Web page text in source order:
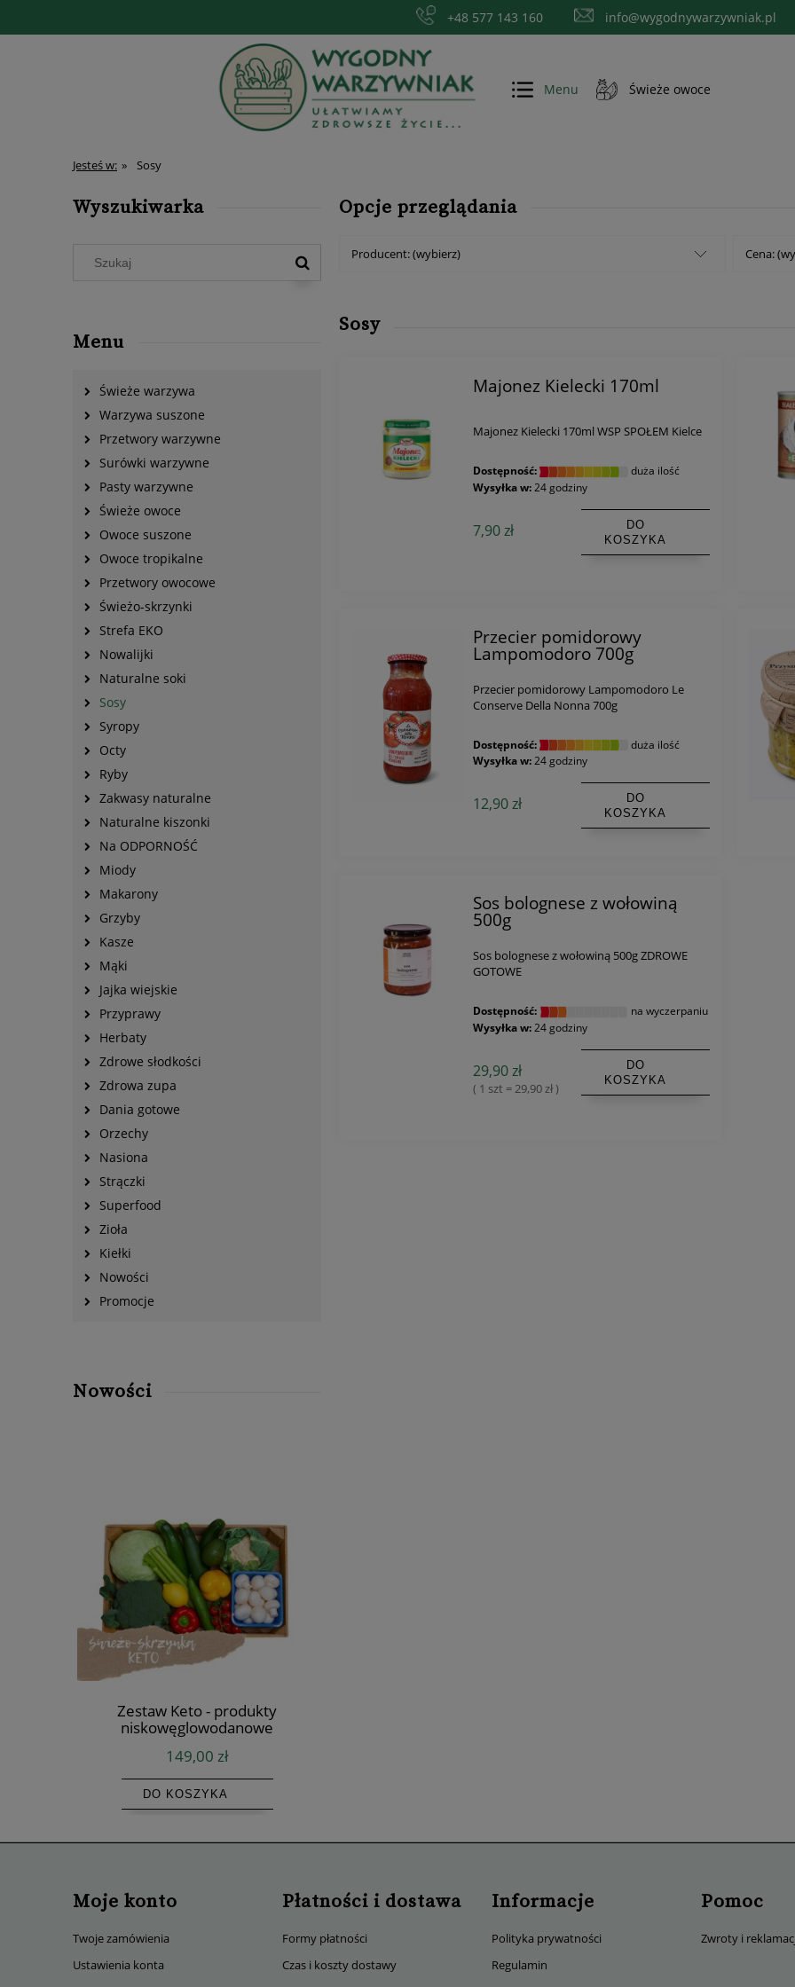
+48 577 143 160 info@wygodnywarzywniak.pl
Menu Świeże owoce
Jesteś w: » Sosy
Wyszukiwarka
Menu
Świeże warzywa
Warzywa suszone
Przetwory warzywne
Surówki warzywne
Pasty warzywne
Świeże owoce
Owoce suszone
Owoce tropikalne
Przetwory owocowe
Świeżo-skrzynki
Strefa EKO
Nowalijki
Naturalne soki
Sosy
Syropy
Octy
Ryby
Zakwasy naturalne
Naturalne kiszonki
Na ODPORNOŚĆ
Miody
Makarony
Grzyby
Kasze
Mąki
Jajka wiejskie
Przyprawy
Herbaty
Zdrowe słodkości
Zdrowa zupa
Dania gotowe
Orzechy
Nasiona
Strączki
Superfood
Zioła
Kiełki
Nowości
Promocje
Nowości
Zestaw Keto - produkty
niskowęglowodanowe
149,00 zł
DO KOSZYKA
Opcje przeglądania
Producent: (wybierz) Cena:
Sosy
Majonez Kielecki 170ml
Majonez Kielecki 170ml WSP SPOŁEM Kielce
Dostępność:
duża ilość
Wysyłka w: 24 godziny
7,90 zł
DO
KOSZYKA
Przecier pomidorowy
Lampomodoro 700g
Przecier pomidorowy Lampomodoro Le
Conserve Della Nonna 700g
Dostępność:
duża ilość
Wysyłka w:24 godziny
12,90 zł
DO
KOSZYKA
Sos bolognese z wołowiną
500g
Sos bolognese z wołowiną 500g ZDROWE
GOTOWE
Dostępność:
na wyczerpaniu
Wysyłka w: 24 godziny
29,90 zł
( 1 szt = 29,90 zł )
DO
KOSZYKA
Moje konto
Twoje zamówienia
Ustawienia konta
Płatności i dostawa
Formy płatności
Czas i koszty dostawy
Informacje
Polityka prywatności
Regulamin
Pomoc
Zwroty i